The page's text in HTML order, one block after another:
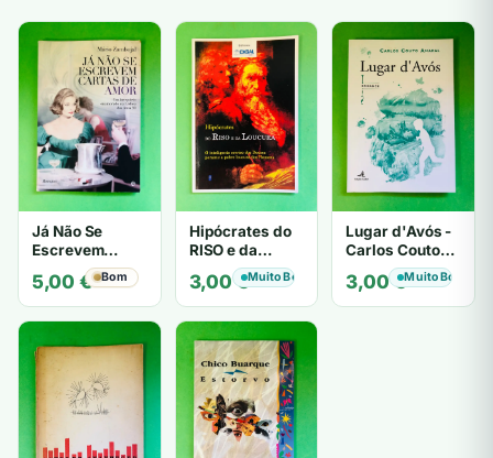
Já Não Se
Escrevem
Cartas de Amor
- Mário
Zambujal
5,00 € Bom
Hipócrates do
RISO e da
LOUCURA
3,00€Muito Bom
Lugar d'Avós -
Carlos Couto
Amaral
3,00€Muito Bom